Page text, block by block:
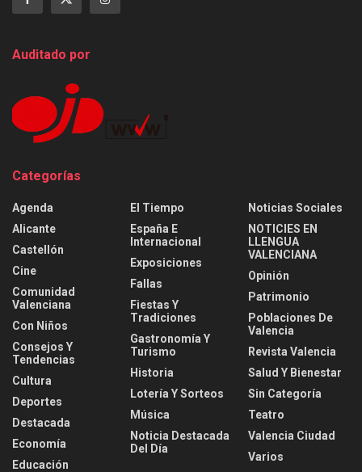
Auditado por
Categorías
Agenda
Alicante
Castellón
Cine
Comunidad
Valenciana
Con Niños
Consejos Y
Tendencias
Cultura
Deportes
Destacada
Economía
Educación
El Tiempo
España E
Internacional
Exposiciones
Fallas
Fiestas Y
Tradiciones
Gastronomía Y
Turismo
Historia
Lotería Y Sorteos
Música
Noticia Destacada
Del Día
Noticias Sociales
NOTICIES EN
LLENGUA
VALENCIANA
Opinión
Patrimonio
Poblaciones De
Valencia
Revista Valencia
Salud Y Bienestar
Sin Categoría
Teatro
Valencia Ciudad
Varios